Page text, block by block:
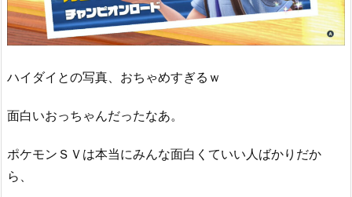
ハイダイとの写真、おちゃめすぎるｗ
面白いおっちゃんだったなあ。
ポケモンＳＶは本当にみんな面白くていい人ばかりだか
ら、